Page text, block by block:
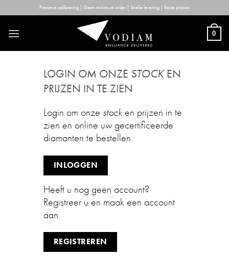
to
content
Precieze calibrering | Geen minimum order | Snelle levering | Beste prijzen
0
LOGIN OM ONZE STOCKEN
PRIJZEN IN TE ZIEN
Login om onze stock en prijzen in te
zien en online uw gecertificeerde
diamanten te bestellen.
INLOGGEN
Heeft u nog geen account?
Registreer u en maak een account
aan.
REGISTREREN